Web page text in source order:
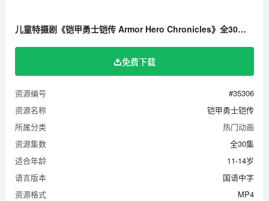
第27集 神秘的芯片
第28集 志凯的秘密
第30集 决胜！阎神之战！
儿童特摄剧《铠甲勇士铠传 Armor Hero Chronicles》全30集 国语中字 高清/MP4/5.67G 百度云网盘下载
免费下载
资源编号
#35306
资源名称
铠甲勇士铠传
所属分类
热门动画
资源集数
全30集
适合年龄
11-14岁
语言版本
国语中字
资源格式
MP4